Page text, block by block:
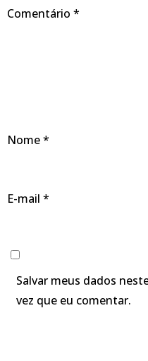
Comentário *
Nome*
E-mail *
Salvar meus dados
vez que eu comentar.